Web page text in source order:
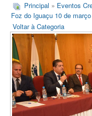
Principal » Eventos
Foz do Iguaçu 10 de março
Voltar à Categoria